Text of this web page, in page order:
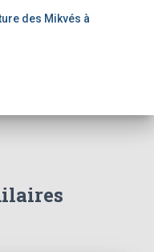
des Mikvés à